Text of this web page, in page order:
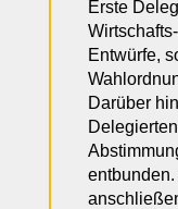
Erste
Entwürfe,
Darüber